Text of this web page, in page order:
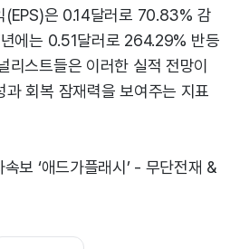
(EPS)은 0.14달러로 70.83% 감
에는 0.51달러로 264.29% 반등
리스트들은 이러한 실적 전망이
과 회복 잠재력을 보여주는 지표
보 ‘애드가플래시’ - 무단전재 &